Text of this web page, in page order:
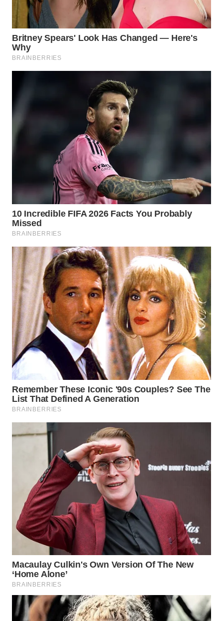
WN
MADURA
WN
SURABAYA
BINTAN
WN
MANDALIKA
WN
LIKUPANG
WN
WN
BORNEO
Wahana
Media
Group
WAHANA
NEWS
WAHANA
TANI
ADVOKAT
WAHANA
INFRASTRUKTUR
WAHANA
KONSUMEN
WAHANA
LISTRIK
WAHANA
TRAVEL
WAHANA
TV